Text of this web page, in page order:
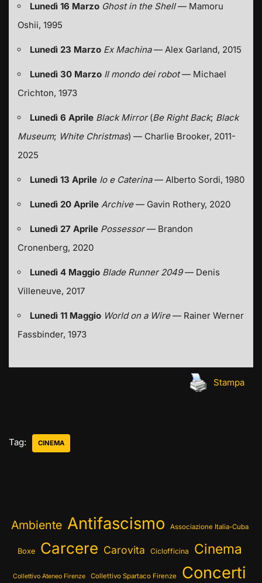
Lunedì 16 Marzo Ghost in the Shell— Mamoru
Oshii, 1995
Lunedì 23 Marzo Ex Machina— Alex Garland, 2015
Lunedì 30 Marzo Il mondo dei robot— Michael
Crichton, 1973
Lunedì 6 Aprile Black Mirror(Be Right Back; Black
Museum; White Christmas) — Charlie Brooker, 2011-
2025
Lunedì 13 Aprile Io e Caterina— Alberto Sordi, 1980
Lunedì 20 Aprile Archive— Gavin Rothery, 2020
Lunedì 27 Aprile Possessor— Brandon
Cronenberg, 2020
Lunedì 4 Maggio Blade Runner 2049— Denis
Villeneuve, 2017
Lunedì 11 Maggio World on a Wire— Rainer Werner
Fassbinder, 1973
Stampa
Tag: CINEMA
Ambiente Antifascismo Associazione Italia-Cuba
Boxe Carcere Carovita Ciclofficina Cinema
Collettivo Ateneo Firenze Collettivo Spartaco Firenze Concerti